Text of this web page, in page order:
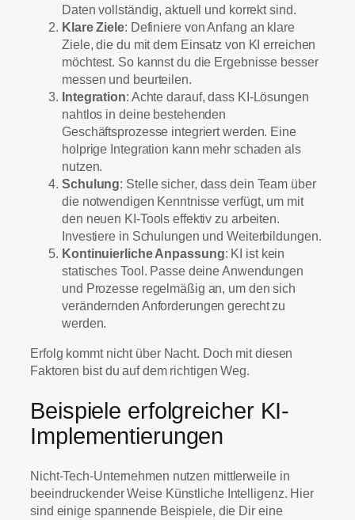
Daten vollständig, aktuell und korrekt sind.
Klare Ziele: Definiere von Anfang an klare
Ziele, die du mit dem Einsatz von KI erreichen
möchtest. So kannst du die Ergebnisse besser
messen und beurteilen.
Integration: Achte darauf, dass KI-Lösungen
nahtlos in deine bestehenden
Geschäftsprozesse integriert werden. Eine
holprige Integration kann mehr schaden als
nutzen.
Schulung: Stelle sicher, dass dein Team über
die notwendigen Kenntnisse verfügt, um mit
den neuen KI-Tools effektiv zu arbeiten.
Investiere in Schulungen und Weiterbildungen.
Kontinuierliche Anpassung: KI ist kein
statisches Tool. Passe deine Anwendungen
und Prozesse regelmäßig an, um den sich
verändernden Anforderungen gerecht zu
werden.
Erfolg kommt nicht über Nacht. Doch mit diesen
Faktoren bist du auf dem richtigen Weg.
Beispiele erfolgreicher KI-
Implementierungen
Nicht-Tech-Unternehmen nutzen mittlerweile in
beeindruckender Weise Künstliche Intelligenz. Hier
sind einige spannende Beispiele, die Dir eine